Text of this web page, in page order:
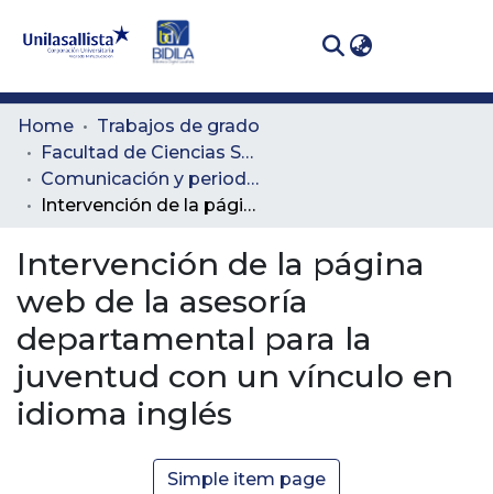
Communities
& Collections
All of DSpace
Statistics
Home
Trabajos de grado
Facultad de Ciencias Sociales y Educación
Comunicación y periodismo
Intervención de la página web de la asesoría departamental para la juventud con un vínculo en idioma inglés
Intervención de la página
web de la asesoría
departamental para la
juventud con un vínculo en
idioma inglés
Simple item page